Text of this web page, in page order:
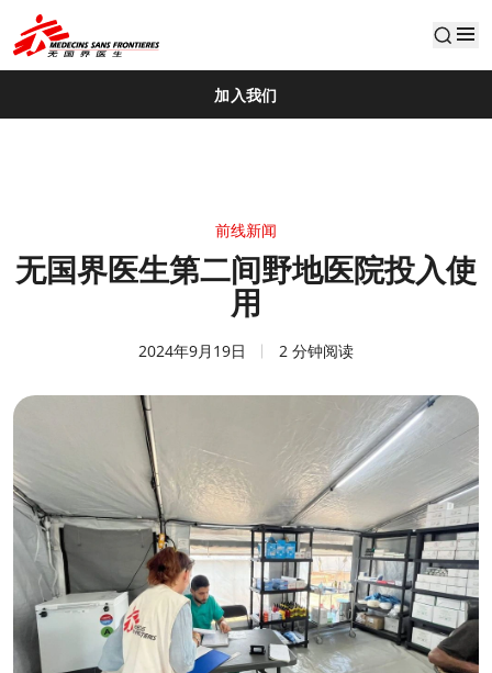
default
加入我们
前线新闻
无国界医生第二间野地医院投入使
用
2024年9月19日 2 分钟阅读